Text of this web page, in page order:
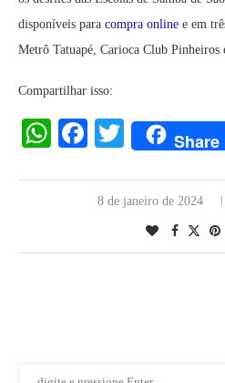
disponíveis para compra online e em
Metrô Tatuapé, Carioca Club Pinheiros
Compartilhar isso:
WhatsApp
Facebook
Twitter
Share
8 de janeiro de 2024